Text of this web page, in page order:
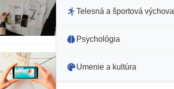
Telesná a športová výchova
Psychológia
Umenie a kultúra